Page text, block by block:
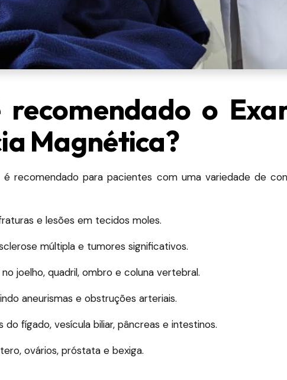
o
Magnética?
é recomendado para pacientes com uma variedade de
e lesões em tecidos moles.
múltipla e tumores significativos.
joelho, quadril, ombro e coluna vertebral.
aneurismas e obstruções arteriais.
fígado, vesícula biliar, pâncreas e intestinos.
ovários, próstata e bexiga.